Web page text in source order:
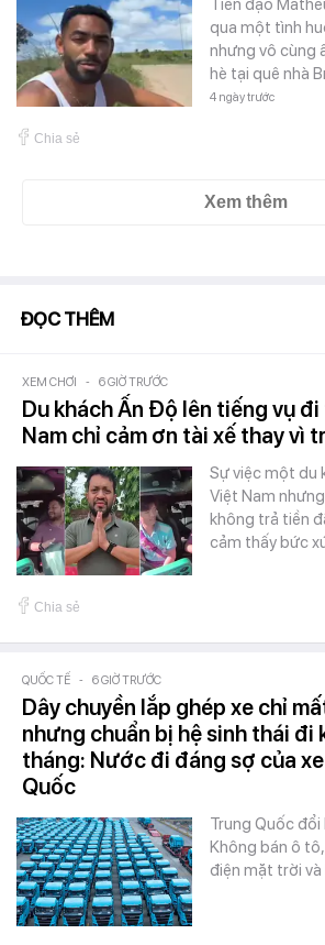
Tiền đạo
qua một tình
nhưng vô cùng
hè tại quê nhà
4 ngày trước
Chia sẻ
Xem thêm
ĐỌC THÊM
XEM CHƠI - 6 GIỜ TRƯỚC
Du khách Ấn Độ lên tiếng vụ
Nam chỉ cảm ơn tài xế thay vì
Sự việc một du
Việt Nam
không trả tiền
cảm thấy bức
Chia sẻ
QUỐC TẾ - 6 GIỜ TRƯỚC
Dây chuyền lắp ghép xe chỉ
nhưng chuẩn bị hệ sinh thái đi
tháng: Nước đi đáng sợ của
Quốc
Trung Quốc đổi
Không bán ô
điện mặt trời